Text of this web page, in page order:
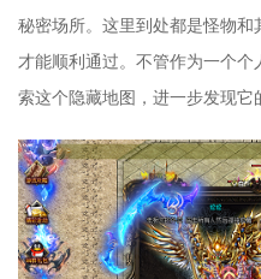
秘密场所。这里到处都是怪物
才能顺利通过。不管作为一个
索这个隐藏地图，进一步发现它